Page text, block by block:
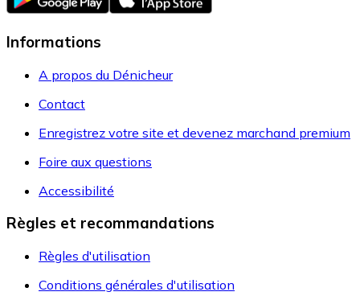
Informations
A propos du Dénicheur
Contact
Enregistrez votre site et devenez marchand premium
Foire aux questions
Accessibilité
Règles et recommandations
Règles d'utilisation
Conditions générales d'utilisation